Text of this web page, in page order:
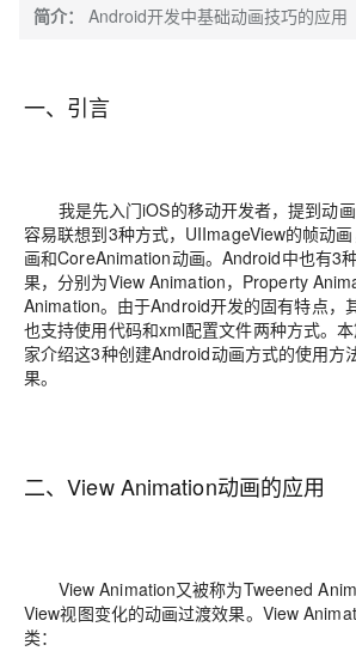
简介： Android开发中基础动画技巧的应用
一、引言
我是先入门iOS的移动开发者，提到动画
容易联想到3种方式，UIImageView的帧动
画和CoreAnimation动画。Android中也有3
果，分别为View Animation，Property
Animation。由于Android开发的固有特点，
也支持使用代码和xml配置文件两种方式。
家介绍这3种创建Android动画方式的使用方
果。
二、View Animation动画的应用
View Animation又被称为Tweened
View视图变化的动画过渡效果。View
类：